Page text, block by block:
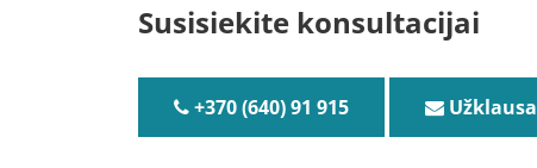
Susisiekite konsultacijai
+370 (640) 91 915 Užklausa